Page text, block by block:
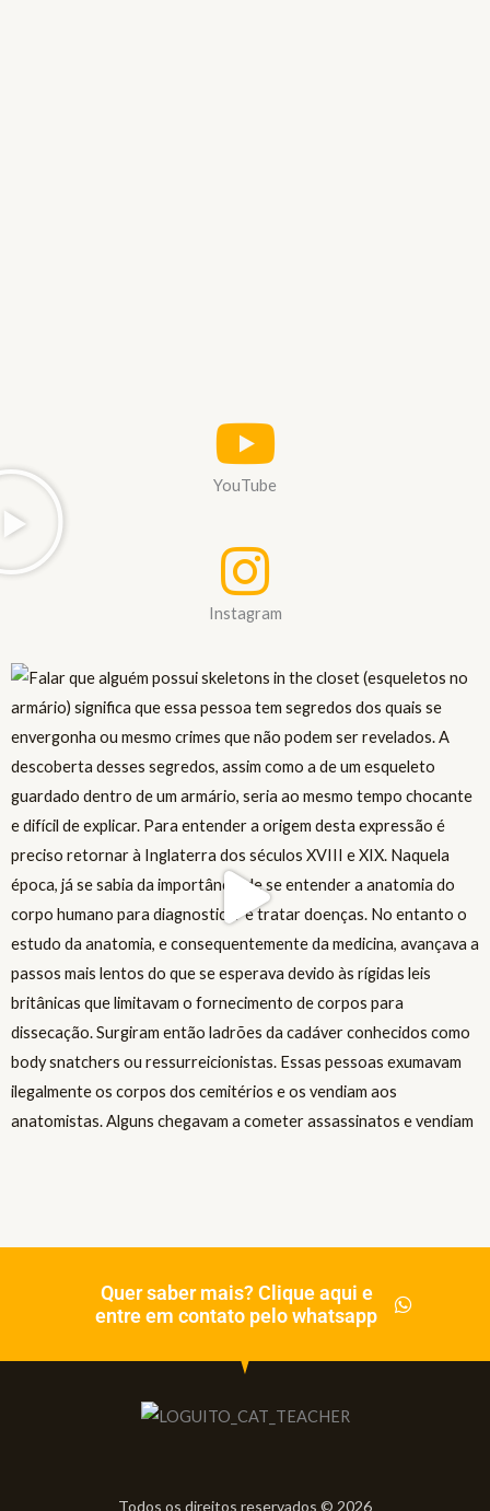
YouTube
Instagram
Quer saber mais? Clique aqui e
entre em contato pelo whatsapp
Todos os direitos reservados © 2026